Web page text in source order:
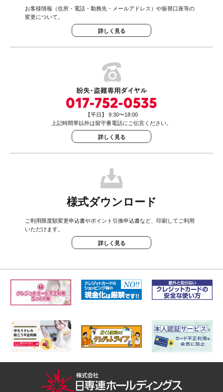
お客様情報（住所・電話・勤務先・メールアドレス）や振替口座等の
変更について。
詳しく見る
【平日】 9:30〜18:00
上記時間帯以外は留守番電話にご伝言ください。
詳しく見る
様式ダウンロード
ご利用限度額変更申込書やポイント引換申込書など、印刷してご利用
いただけます。
詳しく見る